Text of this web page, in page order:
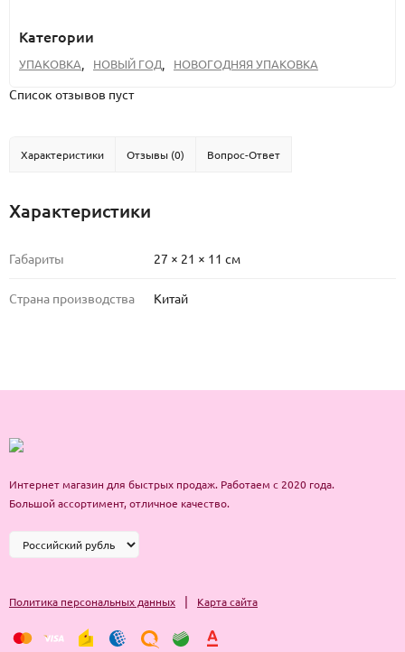
Категории
УПАКОВКА, НОВЫЙ ГОД, НОВОГОДНЯЯ УПАКОВКА
Список отзывов пуст
Характеристики Отзывы (0) Вопрос-Ответ
Характеристики
Габариты 27 × 21 × 11 см
Страна производства Китай
Интернет магазин для быстрых продаж. Работаем с 2020 года.
Большой ассортимент, отличное качество.
Политика персональных данных | Карта сайта